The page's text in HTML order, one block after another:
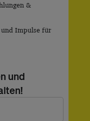
&
Impulse für
und